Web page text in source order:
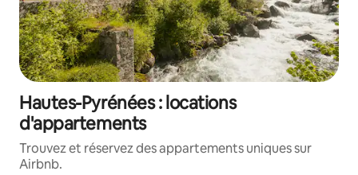
Hautes-Pyrénées : locations
d'appartements
Trouvez et réservez des appartements uniques sur
Airbnb.